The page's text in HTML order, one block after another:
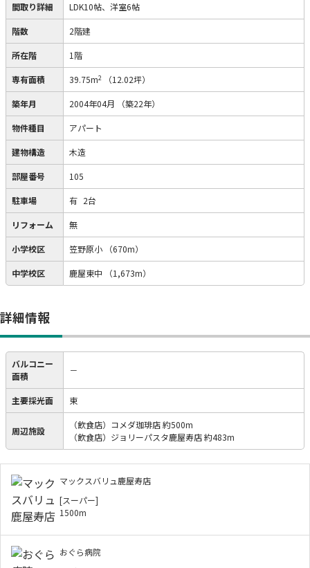
間取り詳細 LDK10帖、洋室6帖
階数 2階建
所在階 1階
専有面積 39.75m2 （12.02坪）
築年月 2004年04月 （築22年）
物件種目 アパート
建物構造 木造
部屋番号 105
駐車場 有 2台
リフォーム 無
小学校区 笠野原小 （670m）
中学校区 鹿屋東中 （1,673m）
詳細情報
バルコニー
面積
－
主要採光面 東
周辺施設
（飲食店）コメダ珈琲店 約500m
（飲食店）ジョリーパスタ鹿屋寿店 約483m
マックスバリュ鹿屋寿店
[スーパー]
1500m
おぐら病院